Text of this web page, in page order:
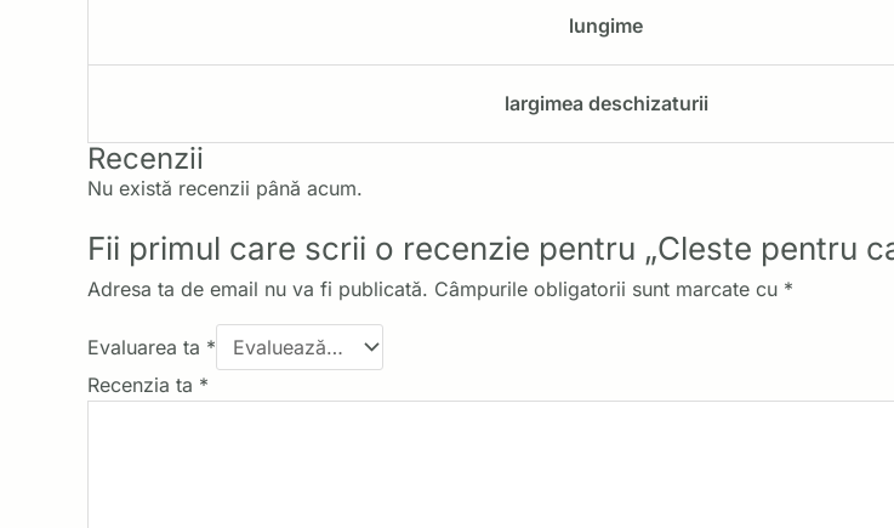
lungime
largimea deschizaturii
Recenzii
Nu există recenzii până acum.
Fii primul care scrii o recenzie pentru „Cleste pentru
Adresa ta de email nu va fi publicată. Câmpurile obligatorii sunt marcate cu *
Evaluarea ta *
Recenzia ta *